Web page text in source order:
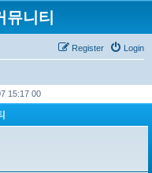
니티
Login
Register
15:17 00